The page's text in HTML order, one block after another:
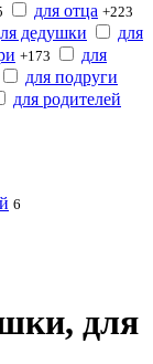
для отца +223
дедушки
для
+173
для
для подруги
для родителей
6
для